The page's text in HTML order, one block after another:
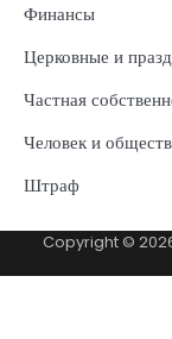
Финансы
Церковные и
Частная
Человек и
Штраф
Copyright ©